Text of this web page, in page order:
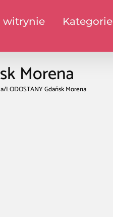
witrynie Kategorie
Morena
/LODOSTANY Gdańsk Morena